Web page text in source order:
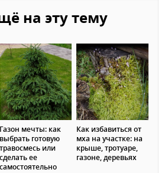
на эту тему
Газон мечты: как
выбрать готовую
травосмесь или
сделать ее
самостоятельно
Как избавиться от
мха на участке: на
крыше, тротуаре,
газоне, деревьях